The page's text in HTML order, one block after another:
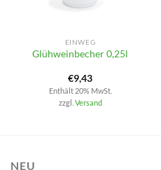
EINWEG
Glühweinbecher 0,25l
€9,43
Enthält 20% MwSt.
zzgl. Versand
NEU